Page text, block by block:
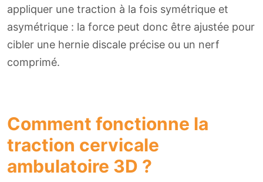
appliquer une traction à la fois symétrique et
asymétrique : la force peut donc être ajustée pour
cibler une hernie discale précise ou un nerf
comprimé.
Comment fonctionne la
traction cervicale
ambulatoire 3D ?